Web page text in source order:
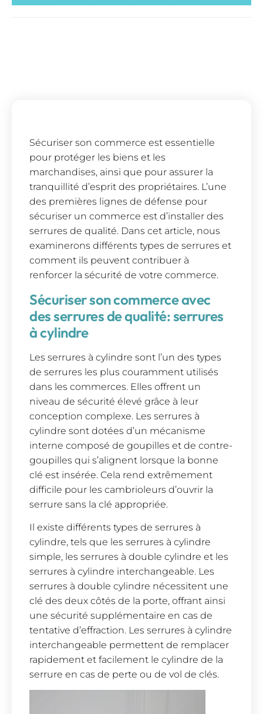
Sécuriser son commerce est essentielle
pour protéger les biens et les
marchandises, ainsi que pour assurer la
tranquillité d’esprit des propriétaires. L’une
des premières lignes de défense pour
sécuriser un commerce est d’installer des
serrures de qualité. Dans cet article, nous
examinerons différents types de serrures et
comment ils peuvent contribuer à
renforcer la sécurité de votre commerce.
Sécuriser son commerce avec
des serrures de qualité: serrures
à cylindre
Les serrures à cylindre sont l’un des types
de serrures les plus couramment utilisés
dans les commerces. Elles offrent un
niveau de sécurité élevé grâce à leur
conception complexe. Les serrures à
cylindre sont dotées d’un mécanisme
interne composé de goupilles et de contre-
goupilles qui s’alignent lorsque la bonne
clé est insérée. Cela rend extrêmement
difficile pour les cambrioleurs d’ouvrir la
serrure sans la clé appropriée.
Il existe différents types de serrures à
cylindre, tels que les serrures à cylindre
simple, les serrures à double cylindre et les
serrures à cylindre interchangeable. Les
serrures à double cylindre nécessitent une
clé des deux côtés de la porte, offrant ainsi
une sécurité supplémentaire en cas de
tentative d’effraction. Les serrures à cylindre
interchangeable permettent de remplacer
rapidement et facilement le cylindre de la
serrure en cas de perte ou de vol de clés.